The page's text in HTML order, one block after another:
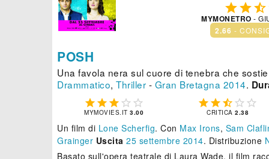

MYMONETRO -
2.66 -
POSH
Una favola nera sul cuore di tenebra che
Drammatico, Thriller - Gran Bretagna 2014.
    
MYMOVIES.IT3.00
    
CRITICA2.38
Un film di Lone Scherfig. Con Max Irons, Sam
Grainger Uscita 25 settembre 2014. Distribuzione
Basato sull'opera teatrale di Laura Wade, il film